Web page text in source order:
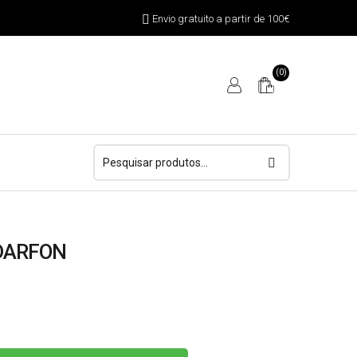
Envio gratuito a partir de 100€
(0)